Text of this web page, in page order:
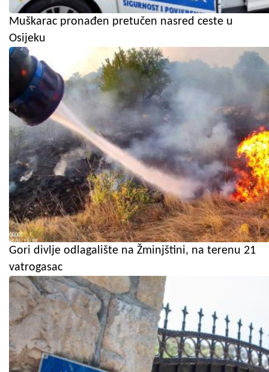
Muškarac pronađen pretučen nasred ceste u
Osijeku
Gori divlje odlagalište na Žminjštini, na terenu 21
vatrogasac